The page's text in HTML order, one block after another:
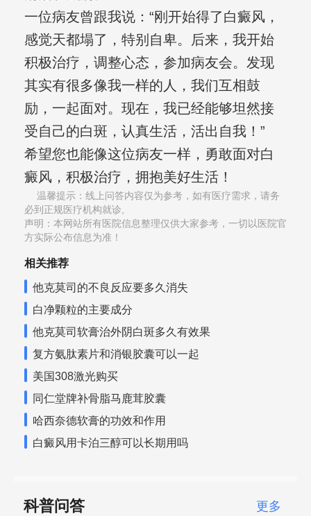
一位病友曾跟我说：“刚开始得了白癜风，
感觉天都塌了，特别自卑。后来，我开始
积极治疗，调整心态，参加病友会。发现
其实有很多像我一样的人，我们互相鼓
励，一起面对。现在，我已经能够坦然接
受自己的白斑，认真生活，活出自我！”
希望您也能像这位病友一样，勇敢面对白
癜风，积极治疗，拥抱美好生活！
温馨提示：线上问答内容仅为参考，如有医疗需求，请务
必到正规医疗机构就诊,
声明：本网站所有医院信息整理仅供大家参考，一切以医院官
方实际公布信息为准！
相关推荐
他克莫司的不良反应要多久消失
白净颗粒的主要成分
他克莫司软膏治外阴白斑多久有效果
复方氨肽素片和消银胶囊可以一起
美国308激光购买
同仁堂牌补骨脂马鹿茸胶囊
哈西奈德软膏的功效和作用
白癜风用卡泊三醇可以长期用吗
科普问答 更多